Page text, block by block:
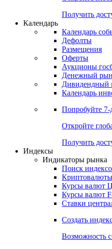
Попробуйте7-
Откройте
Получить
Календарь
Календарь
Дефолты
Размещения
Оферты
Аукционы
Денежный
Дивидендный
Календарь
Попробуйте7-
Получить
Индикаторы рынка
Поиск
Криптовалюты
Курсы валют
Курсы валют
Ставки